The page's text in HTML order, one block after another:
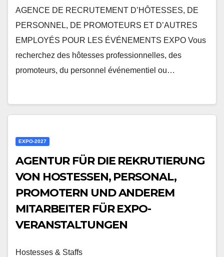
AGENCE DE RECRUTEMENT D’HÔTESSES, DE
PERSONNEL, DE PROMOTEURS ET D’AUTRES
EMPLOYÉS POUR LES ÉVÉNEMENTS EXPO Vous
recherchez des hôtesses professionnelles, des
promoteurs, du personnel événementiel ou…
EXPO-2027
AGENTUR FÜR DIE REKRUTIERUNG
VON HOSTESSEN, PERSONAL,
PROMOTERN UND ANDEREM
MITARBEITER FÜR EXPO-
VERANSTALTUNGEN
Hostesses & Staffs